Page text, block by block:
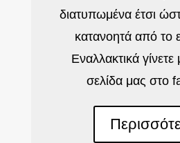
διατυπωμένα έτσι
κατανοητά από το
Εναλλακτικά
σελίδα μας στο